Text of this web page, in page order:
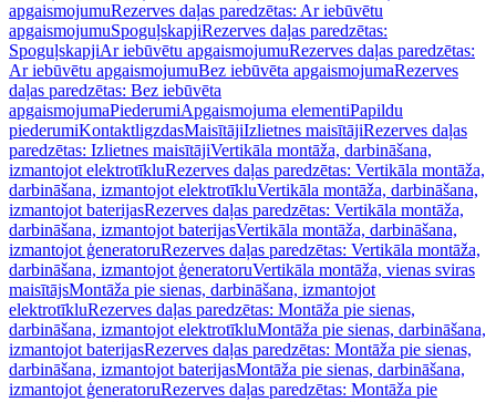
apgaismojumuRezerves daļas paredzētas: Ar iebūvētu
apgaismojumuSpoguļskapjiRezerves daļas paredzētas:
SpoguļskapjiAr iebūvētu apgaismojumuRezerves daļas paredzētas:
Ar iebūvētu apgaismojumuBez iebūvēta apgaismojumaRezerves
daļas paredzētas: Bez iebūvēta
apgaismojumaPiederumiApgaismojuma elementiPapildu
piederumiKontaktligzdasMaisītājiIzlietnes maisītājiRezerves daļas
paredzētas: Izlietnes maisītājiVertikāla montāža, darbināšana,
izmantojot elektrotīkluRezerves daļas paredzētas: Vertikāla montāža,
darbināšana, izmantojot elektrotīkluVertikāla montāža, darbināšana,
izmantojot baterijasRezerves daļas paredzētas: Vertikāla montāža,
darbināšana, izmantojot baterijasVertikāla montāža, darbināšana,
izmantojot ģeneratoruRezerves daļas paredzētas: Vertikāla montāža,
darbināšana, izmantojot ģeneratoruVertikāla montāža, vienas sviras
maisītājsMontāža pie sienas, darbināšana, izmantojot
elektrotīkluRezerves daļas paredzētas: Montāža pie sienas,
darbināšana, izmantojot elektrotīkluMontāža pie sienas, darbināšana,
izmantojot baterijasRezerves daļas paredzētas: Montāža pie sienas,
darbināšana, izmantojot baterijasMontāža pie sienas, darbināšana,
izmantojot ģeneratoruRezerves daļas paredzētas: Montāža pie